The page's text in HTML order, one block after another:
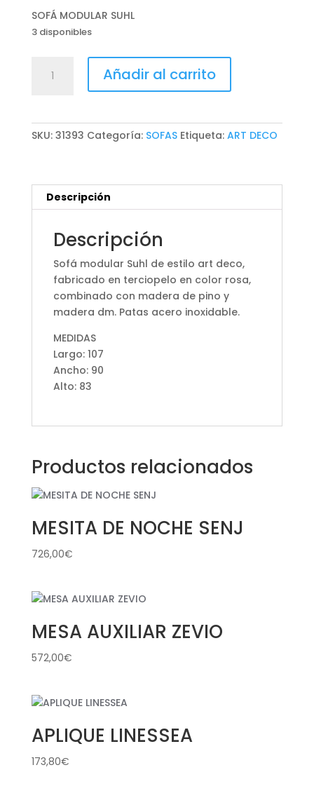
SOFÁ MODULAR SUHL
3 disponibles
MODULAR
Añadir al carrito
SKU: 31393 Categoría: SOFAS Etiqueta: ART DECO
Descripción
Descripción
Sofá modular Suhl de estilo art deco,
fabricado en terciopelo en color rosa,
combinado con madera de pino y
madera dm. Patas acero inoxidable.
MEDIDAS
Largo: 107
Ancho: 90
Alto: 83
Productos relacionados
MESITA DE NOCHE SENJ
726,00€
MESA AUXILIAR ZEVIO
572,00€
APLIQUE LINESSEA
173,80€